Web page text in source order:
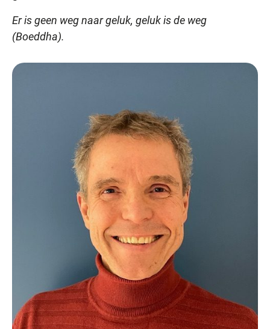
Er is geen weg naar geluk, geluk is de weg
(Boeddha).